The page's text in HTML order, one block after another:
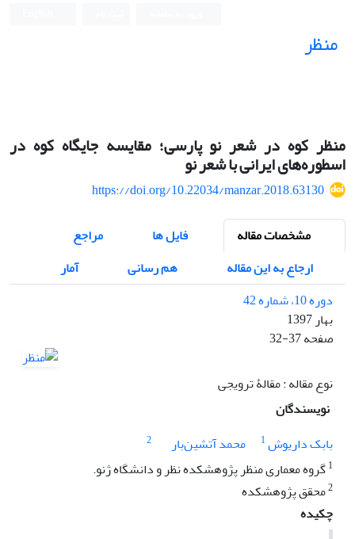
منظر
منظر کوه در شعر نو پارسی؛ مقایسه جایگاه کوه در
اسطوره‌های ایرانی با شعر نو
https://doi.org/10.22034/manzar.2018.63130
مشخصات مقاله
فایل ها
مراجع
ارجاع به این مقاله
هم رسانی
آمار
دوره 10، شماره 42
بهار 1397
صفحه32-37
نوع مقاله : مقالۀ ترویجی
نویسندگان
بابک داریوش1 محمد آتشین‌بار
2
1گروه معماری منظر پژوهشکده نظر و دانشگاه ژنو.
2محقق پژوهشکده
چکیده